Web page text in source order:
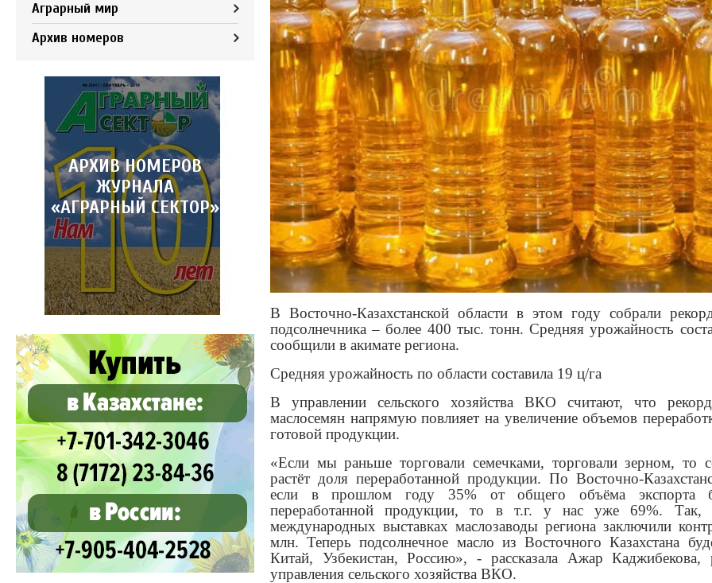
Аграрный мир
Архив номеров
АРХИВ НОМЕРОВ
ЖУРНАЛА
«АГРАРНЫЙ СЕКТОР»
В Восточно-Казахстанской области в этом году собрали
подсолнечника – более 400 тыс. тонн. Средняя урожайность
сообщили в акимате региона.
Средняя урожайность по области составила 19 ц/га
В управлении сельского хозяйства ВКО считают, что
маслосемян напрямую повлияет на увеличение объемов
готовой продукции.
«Если мы раньше торговали семечками, торговали зерном, то
растёт доля переработанной продукции. По Восточно-
если в прошлом году 35% от общего объёма экспорта
переработанной продукции, то в т.г. у нас уже 69%. Так,
международных выставках маслозаводы региона заключили
млн. Теперь подсолнечное масло из Восточного Казахстана
Китай, Узбекистан, Россию», - рассказала Ажар Каджибекова,
управления сельского хозяйства ВКО.